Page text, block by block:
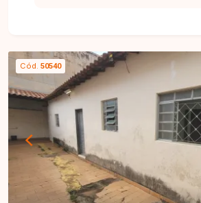
Com recuo na frente, banheiros com
acessibilidade e varanda.
Cód. 50540